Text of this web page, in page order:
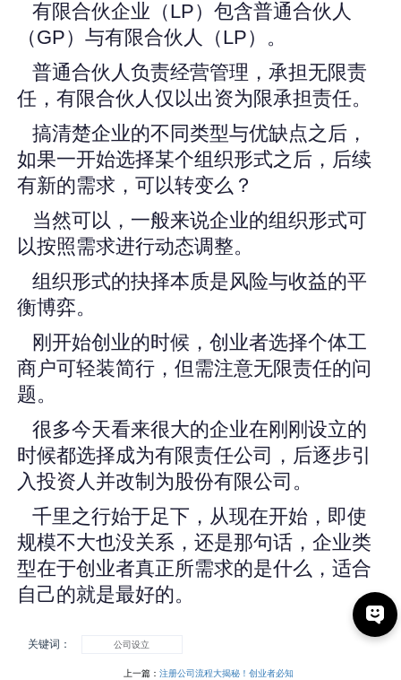
有限合伙企业（LP）包含普通合伙人
（GP）与有限合伙人（LP）。
普通合伙人负责经营管理，承担无限责
任，有限合伙人仅以出资为限承担责任。
搞清楚企业的不同类型与优缺点之后，
如果一开始选择某个组织形式之后，后续
有新的需求，可以转变么？
当然可以，一般来说企业的组织形式可
以按照需求进行动态调整。
组织形式的抉择本质是风险与收益的平
衡博弈。
刚开始创业的时候，创业者选择个体工
商户可轻装简行，但需注意无限责任的问
题。
很多今天看来很大的企业在刚刚设立的
时候都选择成为有限责任公司，后逐步引
入投资人并改制为股份有限公司。
千里之行始于足下，从现在开始，即使
规模不大也没关系，还是那句话，企业类
型在于创业者真正所需求的是什么，适合
自己的就是最好的。
关键词： 公司设立
上一篇： 注册公司流程大揭秘！创业者必知